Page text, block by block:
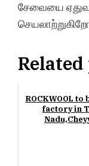
சேவையை
Related
ROCKWOOL to
factory in